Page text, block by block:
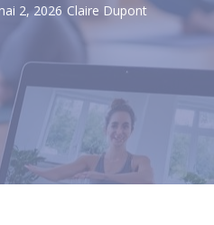
2, 2026 Claire Dupont